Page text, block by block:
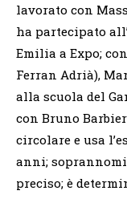
lavorato con
ha partecipato
Emilia a Expo;
Ferran Adrià),
alla scuola del
con Bruno
circolare e usa
anni;
preciso; è